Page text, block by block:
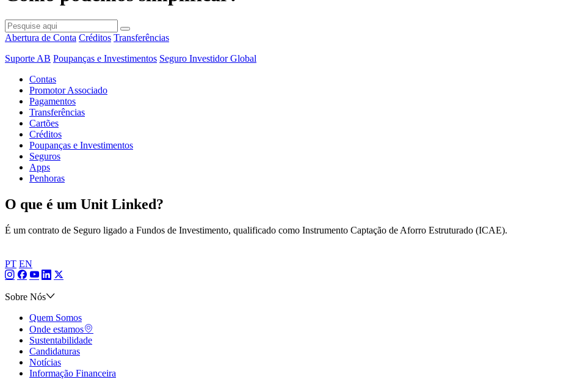
Abertura de Conta Créditos Transferências
Suporte AB Poupanças e Investimentos Seguro Investidor Global
Contas
Promotor Associado
Pagamentos
Transferências
Cartões
Créditos
Poupanças e Investimentos
Seguros
Apps
Penhoras
O que é um Unit Linked?
É um contrato de Seguro ligado a Fundos de Investimento, qualificado como Instrumento Captação de Aforro Estruturado (ICAE).
PT EN
Sobre Nós
Quem Somos
Onde estamos
Sustentabilidade
Candidaturas
Notícias
Informação Financeira